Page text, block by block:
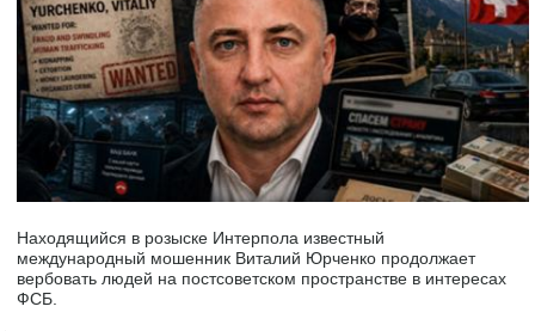
Находящийся в розыске Интерпола известный
международный мошенник Виталий Юрченко продолжает
вербовать людей на постсоветском пространстве в интересах
ФСБ.